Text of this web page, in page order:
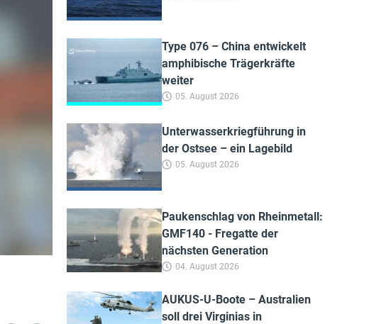
Type 076 – China entwickelt
amphibische Trägerkräfte
weiter
05. August 2026
Unterwasserkriegführung in
der Ostsee – ein Lagebild
05. August 2026
Paukenschlag von Rheinmetall:
GMF140 - Fregatte der
nächsten Generation
04. August 2026
AUKUS-U-Boote – Australien
soll drei Virginias in